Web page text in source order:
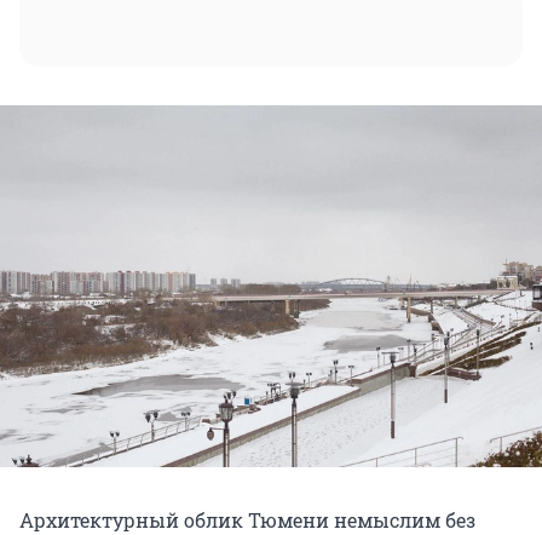
Архитектурный облик Тюмени немыслим без